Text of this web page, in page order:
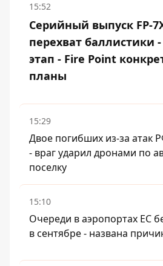
15:52
Серийный выпуск FP-
перехват баллистики
этап - Fire Point
планы
15:29
Двое погибших из-за атак
- враг ударил дронами по
поселку
15:10
Очереди в аэропортах ЕС
в сентябре - названа